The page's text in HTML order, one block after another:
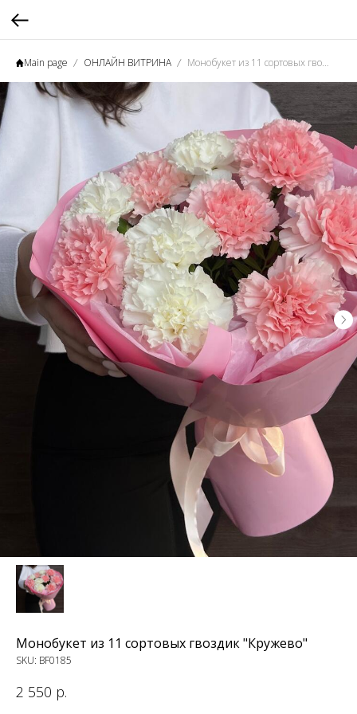
Main page ОНЛАЙН ВИТРИНА Монобукет из 11 сортовых гвоздик "Кружево"
Монобукет из 11 сортовых гвоздик "Кружево"
SKU: BF0185
2 550 р.